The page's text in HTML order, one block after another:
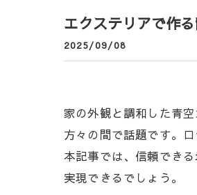
エクステリアで作
2025/09/08
家の外観と調和した青
方々の間で話題です。
本記事では、信頼でき
実現できるでしょう。